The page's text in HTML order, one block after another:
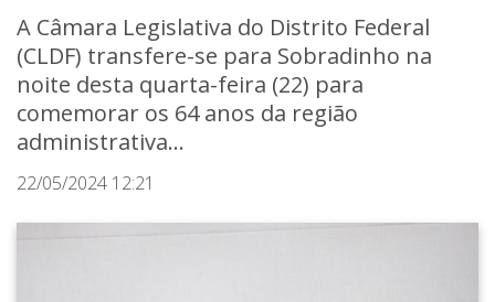
A Câmara Legislativa do Distrito Federal
(CLDF) transfere-se para Sobradinho na
noite desta quarta-feira (22) para
comemorar os 64 anos da região
administrativa...
22/05/2024 12:21